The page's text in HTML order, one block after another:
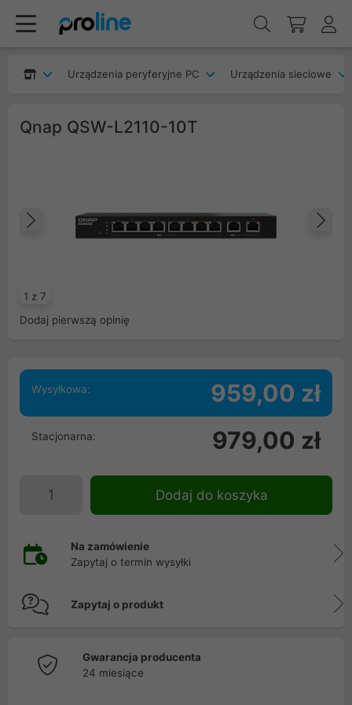
Urządzenia peryferyjne PC Urządzenia sieciowe
Qnap QSW-L2110-10T
1 z 7
Poprzedni
Dodaj pierwszą opinię
Wysyłkowa: 959,00 zł
Stacjonarna: 979,00 zł
Dodaj do koszyka
Na zamówienie
Zapytaj o termin wysyłki
Zapytaj o produkt
Gwarancja producenta
24 miesiące